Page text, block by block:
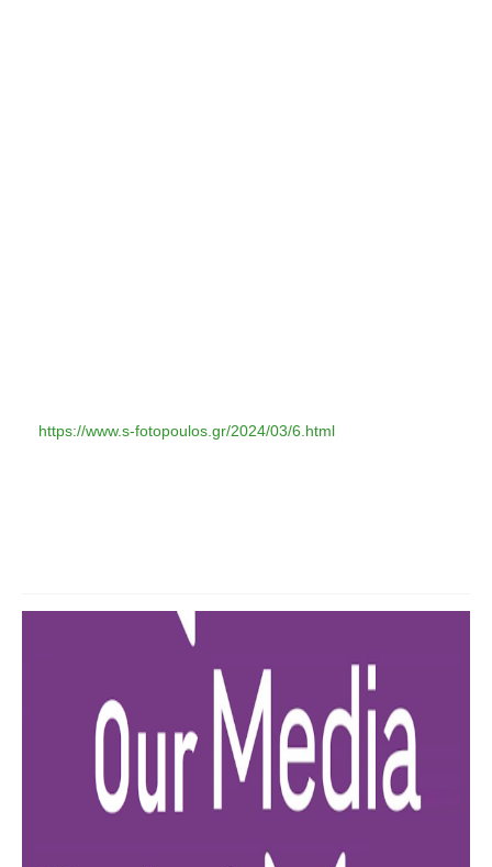
https://www.s-fotopoulos.gr/2024/03/6.html